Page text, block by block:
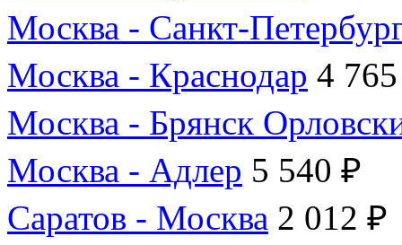
Москва - Санкт-
Москва - Краснодар 4
Москва - Брянск
Москва - Адлер 5 540 ₽
Саратов - Москва 2 012 ₽